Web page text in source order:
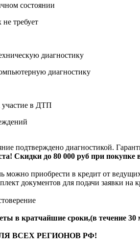
состоянии
требует
диагностику
диагностику
участие в ДТП
подтверждено диагностикой.
Скидки до 80 000 руб при покупке
можно приобрести в кредит от
документов для подачи заявки на
в кратчайшие сроки,(в течение 30
ВСЕХ РЕГИОНОВ РФ!